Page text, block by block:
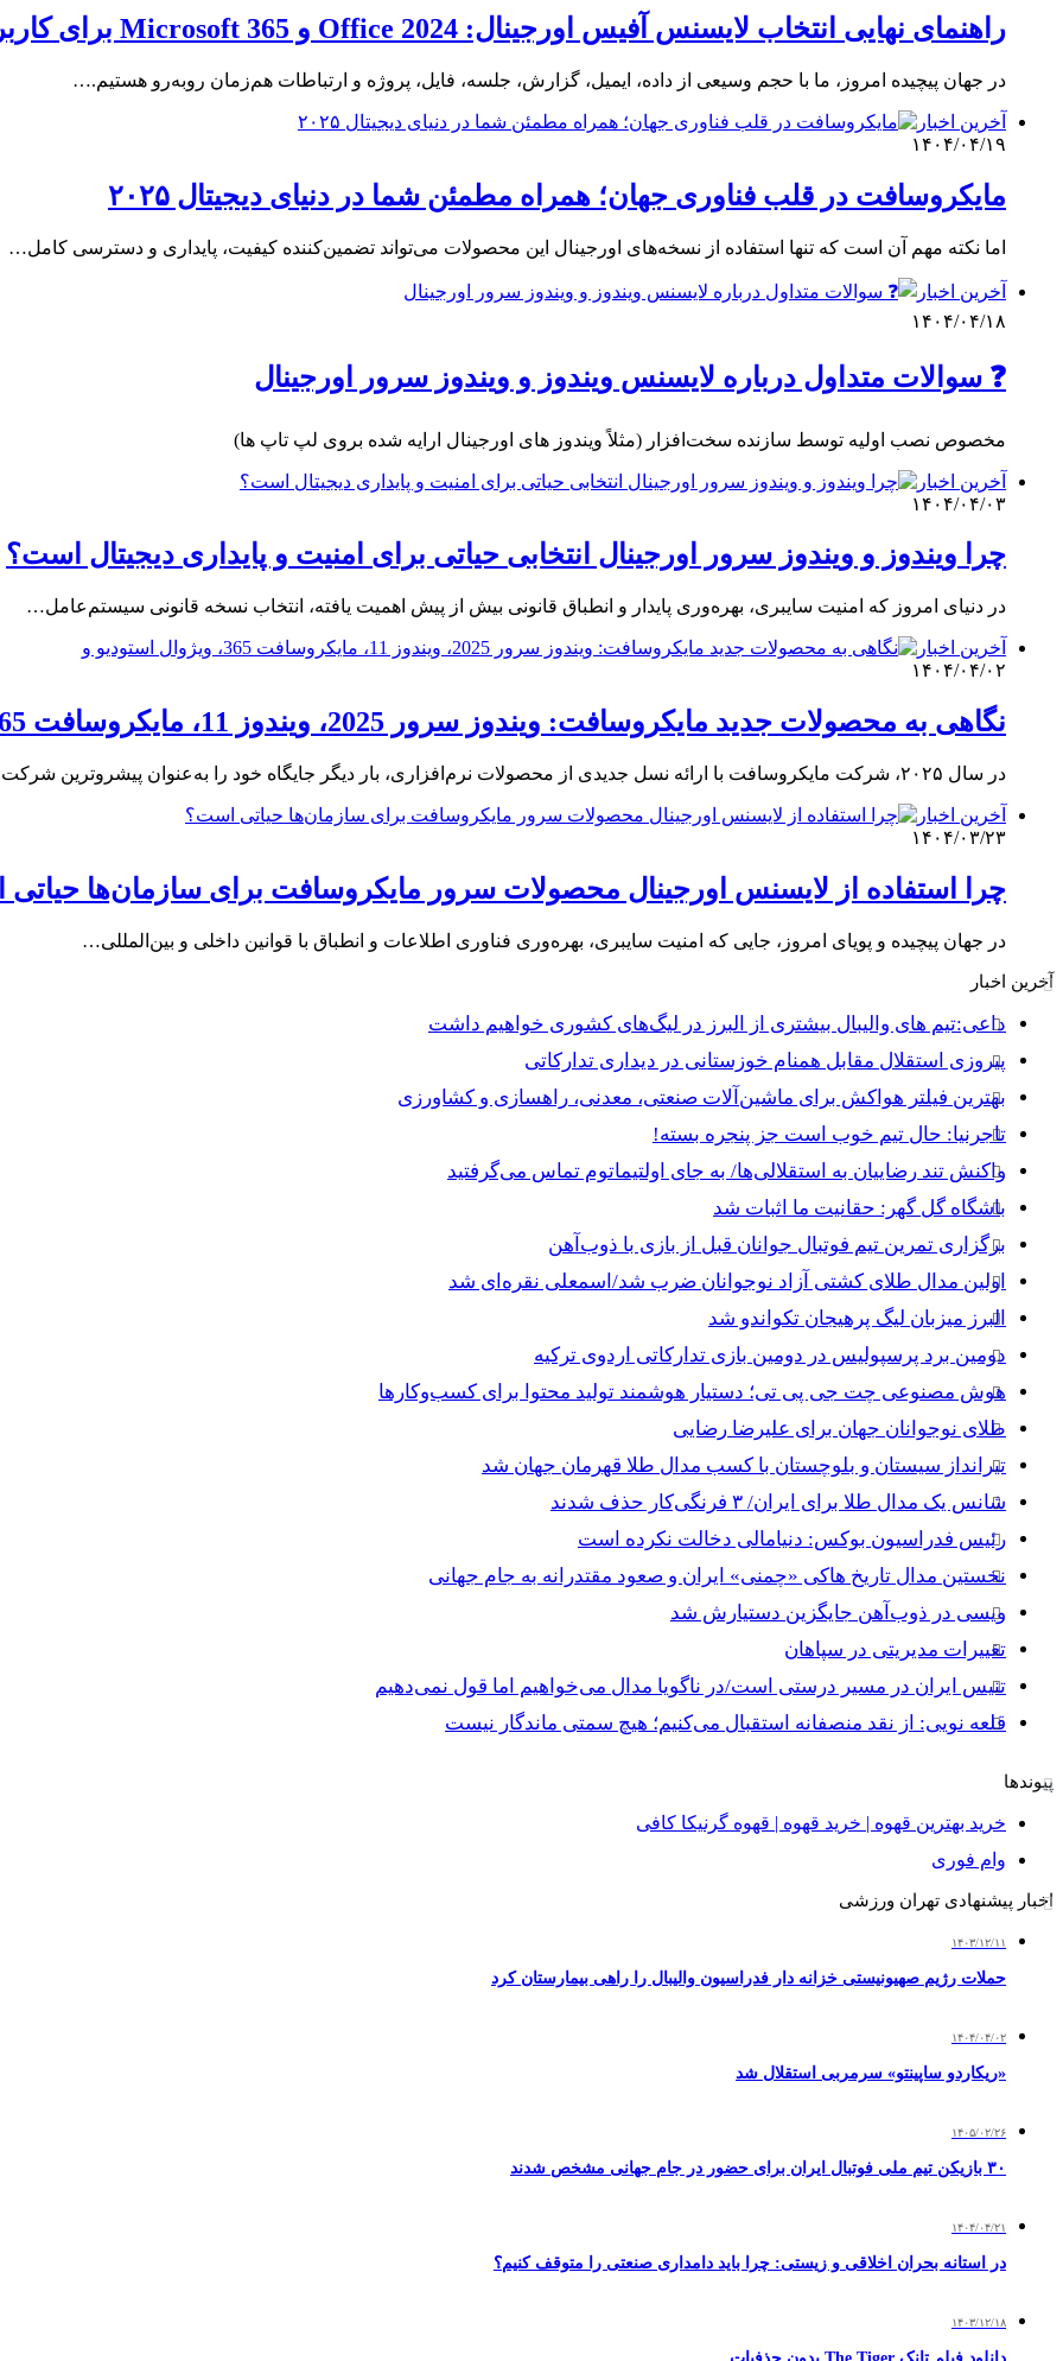
راهنمای نهایی انتخاب لایسنس آفیس اورجینال: Office 2024 و Microsoft 365 برای کاربران ایرانی
در جهان پیچیده امروز، ما با حجم وسیعی از داده، ایمیل، گزارش، جلسه، فایل، پروژه و ارتباطات هم‌زمان روبه‌رو هستیم.…
آخرین اخبار
۱۴۰۴/۰۴/۱۹
مایکروسافت در قلب فناوری جهان؛ همراه مطمئن شما در دنیای دیجیتال ۲۰۲۵
اما نکته مهم آن است که تنها استفاده از نسخه‌های اورجینال این محصولات می‌تواند تضمین‌کننده کیفیت، پایداری و دسترسی کامل…
آخرین اخبار
۱۴۰۴/۰۴/۱۸
❓ سوالات متداول درباره لایسنس ویندوز و ویندوز سرور اورجینال
مخصوص نصب اولیه توسط سازنده سخت‌افزار (مثلاً ویندوز های اورجینال ارایه شده بروی لپ تاپ ها)
آخرین اخبار
۱۴۰۴/۰۴/۰۳
چرا ویندوز و ویندوز سرور اورجینال انتخابی حیاتی برای امنیت و پایداری دیجیتال است؟
در دنیای امروز که امنیت سایبری، بهره‌وری پایدار و انطباق قانونی بیش از پیش اهمیت یافته، انتخاب نسخه‌ قانونی سیستم‌عامل…
آخرین اخبار
۱۴۰۴/۰۴/۰۲
نگاهی به محصولات جدید مایکروسافت: ویندوز سرور 2025، ویندوز 11، مایکروسافت 365، ویژوال استودیو و پاور پلتفرم
در سال ۲۰۲۵، شرکت مایکروسافت با ارائه نسل جدیدی از محصولات نرم‌افزاری، بار دیگر جایگاه خود را به‌عنوان پیشروترین شرکت…
آخرین اخبار
۱۴۰۴/۰۳/۲۳
چرا استفاده از لایسنس اورجینال محصولات سرور مایکروسافت برای سازمان‌ها
در جهان پیچیده و پویای امروز، جایی که امنیت سایبری، بهره‌وری فناوری اطلاعات و انطباق با قوانین داخلی و بین‌المللی…
آخرین اخبار
داعی:تیم های والیبال بیشتری از البرز در لیگ‌های کشوری خواهیم داشت
پیروزی استقلال مقابل همنام خوزستانی در دیداری تدارکاتی
بهترین فیلتر هواکش برای ماشین‌آلات صنعتی، معدنی، راهسازی و کشاورزی
تاجرنیا: حال تیم خوب است جز پنجره بسته!
واکنش تند رضاییان به استقلالی‌ها/ به جای اولتیماتوم تماس می‌گرفتید
باشگاه گل گهر: حقانیت ما اثبات شد
برگزاری تمرین تیم فوتبال جوانان قبل از بازی با ذوب‌آهن
اولین مدال طلای کشتی آزاد نوجوانان ضرب شد/اسمعلی نقره‌ای شد
البرز میزبان لیگ پرهیجان تکواندو شد
دومین برد پرسپولیس در دومین بازی تدارکاتی اردوی ترکیه
هوش مصنوعی چت جی پی تی؛ دستیار هوشمند تولید محتوا برای کسب‌وکارها
طلای نوجوانان جهان برای علیرضا رضایی
تیرانداز سیستان و بلوچستان با کسب مدال طلا قهرمان جهان شد
شانس یک مدال طلا برای ایران/ ۳ فرنگی‌کار حذف شدند
رئیس فدراسیون بوکس: دنیامالی دخالت نکرده است
نخستین مدال تاریخ هاکی «چمنی» ایران و صعود مقتدرانه به جام جهانی
ویسی در ذوب‌آهن جایگزین دستیارش شد
تغییرات مدیریتی در سپاهان
تنیس ایران در مسیر درستی است/در ناگویا مدال می‌خواهیم اما قول نمی‌دهیم
قلعه نویی: از نقد منصفانه استقبال می‌کنیم؛ هیچ سمتی ماندگار نیست
پیوندها
خرید بهترین قهوه | خرید قهوه | قهوه گرنیکا کافی
وام فوری
اخبار پیشنهادی تهران ورزشی
۱۴۰۳/۱۲/۱۱
حملات رژیم صهیونیستی خزانه دار فدراسیون والیبال را راهی بیمارستان کرد
۱۴۰۴/۰۴/۰۲
«ریکاردو ساپینتو» سرمربی استقلال شد
۱۴۰۵/۰۲/۲۶
۳۰ بازیکن تیم ملی فوتبال ایران برای حضور در جام جهانی مشخص شدند
۱۴۰۴/۰۴/۲۱
در استانه بحران اخلاقی و زیستی: چرا باید دامداری صنعتی را متوقف کنیم؟
۱۴۰۳/۱۲/۱۸